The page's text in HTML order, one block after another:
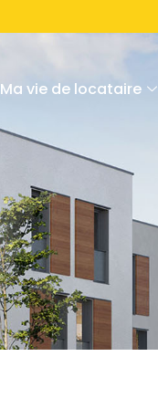
Ma vie de locataire